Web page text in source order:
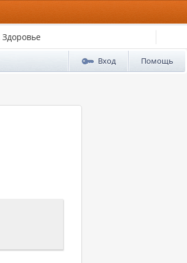
Здоровье
Вход Помощь